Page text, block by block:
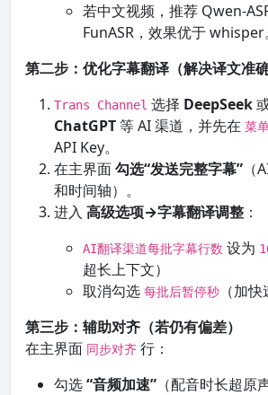
若中文视频，推荐 Qwen-
FunASR，效果优于 whisper。
第二步：优化字幕翻译（解决译文准确
Trans Channel 选择 DeepSeek
ChatGPT等 AI 渠道，并先在 菜
API Key。
在主界面勾选“发送完整字幕”
和时间轴）。
进入 高级选项→字幕翻译调整 ：
AI翻译渠道每批字幕行数 设为
超长上下文）
取消勾选 每批后暂停秒
（加快
第三步：辅助对齐（若仍有偏差）
在主界面 同步对齐 行：
勾选“音频加速” （配音时长超原